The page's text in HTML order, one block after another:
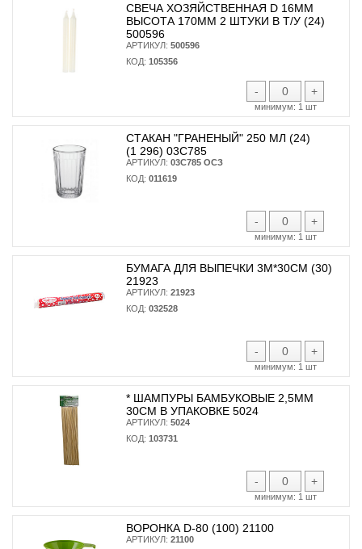
СВЕЧА ХОЗЯЙСТВЕННАЯ D 16ММ
ВЫСОТА 170ММ 2 ШТУКИ В Т/У (24)
500596
АРТИКУЛ: 500596
КОД: 105356
- +
минимум: 1 шт
СТАКАН "ГРАНЕНЫЙ" 250 МЛ (24)
(1 296) 03С785
АРТИКУЛ: 03С785 ОСЗ
КОД: 011619
- +
минимум: 1 шт
БУМАГА ДЛЯ ВЫПЕЧКИ 3М*30СМ (30)
21923
АРТИКУЛ: 21923
КОД: 032528
- +
минимум: 1 шт
* ШАМПУРЫ БАМБУКОВЫЕ 2,5ММ
30СМ В УПАКОВКЕ 5024
АРТИКУЛ: 5024
КОД: 103731
- +
минимум: 1 шт
ВОРОНКА D-80 (100) 21100
АРТИКУЛ: 21100